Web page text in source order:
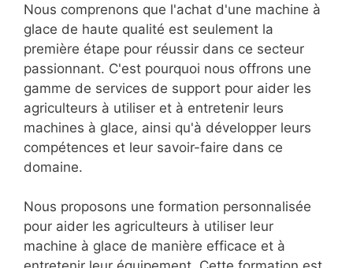
Nous comprenons que l'achat d'une machine à
glace de haute qualité est seulement la
première étape pour réussir dans ce secteur
passionnant. C'est pourquoi nous offrons une
gamme de services de support pour aider les
agriculteurs à utiliser et à entretenir leurs
machines à glace, ainsi qu'à développer leurs
compétences et leur savoir-faire dans ce
domaine.
Nous proposons une formation personnalisée
pour aider les agriculteurs à utiliser leur
machine à glace de manière efficace et à